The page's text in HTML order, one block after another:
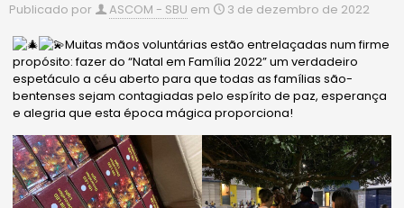
Publicado por ASCOM - SBU em 3 de dezembro de 2022
Muitas mãos voluntárias estão entrelaçadas num firme
propósito: fazer do “Natal em Família 2022” um verdadeiro
espetáculo a céu aberto para que todas as famílias são-
bentenses sejam contagiadas pelo espírito de paz, esperança
e alegria que esta época mágica proporciona!